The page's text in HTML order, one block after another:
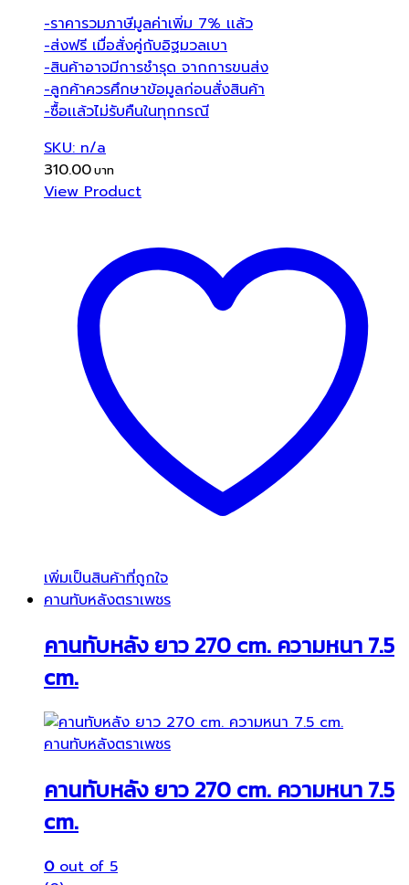
-ราคารวมภาษีมูลค่าเพิ่ม 7% เเล้ว
-ส่งฟรี เมื่อสั่งคู่กับอิฐมวลเบา
-สินค้าอาจมีการชำรุด จากการขนส่ง
-ลูกค้าควรศึกษาข้อมูลก่อนสั่งสินค้า
-ซื้อเเล้วไม่รับคืนในทุกกรณี
SKU: n/a
310.00
View Product
เพิ่มเป็นสินค้าที่ถูกใจ
คานทับหลังตราเพชร
คานทับหลัง ยาว 270 cm. ความหนา 7.5
cm.
คานทับหลังตราเพชร
คานทับหลัง ยาว 270 cm. ความหนา 7.5
cm.
0out of 5